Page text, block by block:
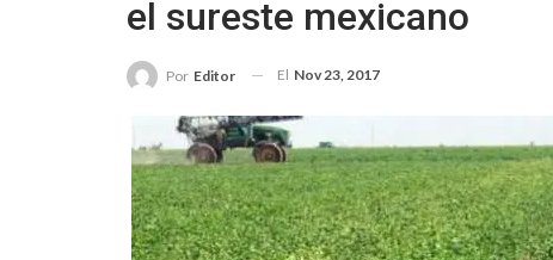
el sureste mexicano
Por Editor El Nov 23, 2017